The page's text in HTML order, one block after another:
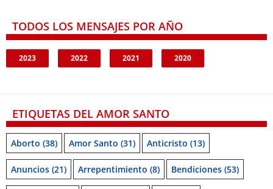
TODOS LOS MENSAJES POR AÑO
2023 2022 2021 2020
ETIQUETAS DEL AMOR SANTO
Aborto (38) Amor Santo (31) Anticristo (13)
Anuncios (21) Arrepentimiento (8) Bendiciones (53)